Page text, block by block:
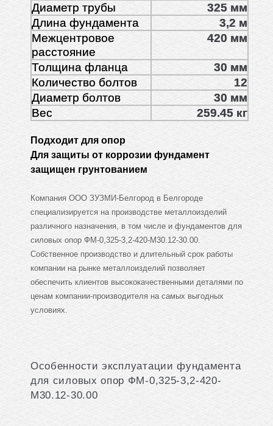
Диаметр трубы
325 мм
Длина фундамента
3,2 м
Межцентровое
расстояние
420 мм
Толщина фланца
30 мм
Количество болтов
12
Диаметр болтов
30 мм
Вес
259.45 кг
Подходит для опор
Для защиты от коррозии фундамент
защищен грунтованием
Компания ООО ЗУЗМИ-Белгород в Белгороде
специализируется на производстве металлоизделий
различного назначения, в том числе и фундаментов для
силовых опор ФМ-0,325-3,2-420-М30.12-30.00.
Собственное производство и длительный срок работы
компании на рынке металлоизделий позволяет
обеспечить клиентов высококачественными деталями по
ценам компании-производителя на самых выгодных
условиях.
Особенности эксплуатации фундамента
для силовых опор ФМ-0,325-3,2-420-
М30.12-30.00